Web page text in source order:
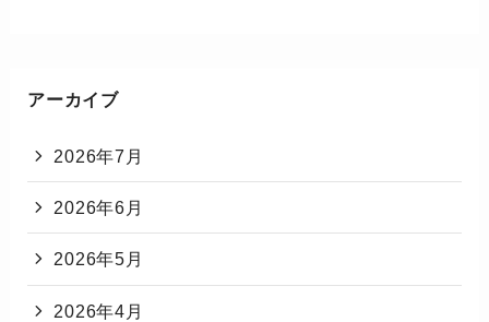
アーカイブ
2026年7月
2026年6月
2026年5月
2026年4月